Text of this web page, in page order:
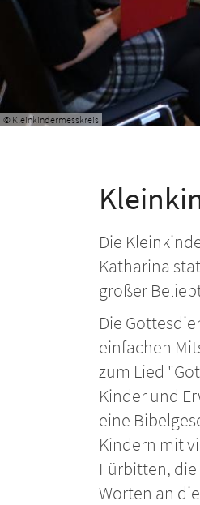
© Kleinkindermesskreis
Die
Katharina
großer
Die
einfachen
zum Lied
Kinder und
eine
Kindern mit
Fürbitten,
Worten an